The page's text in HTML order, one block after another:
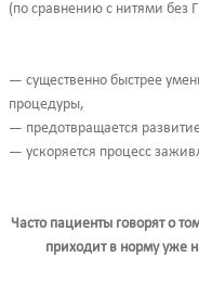
(по сравнению с нитями без
— существенно быстрее
процедуры,
— предотвращается
— ускоряется процесс
Часто пациенты говорят о
приходит в норму уже